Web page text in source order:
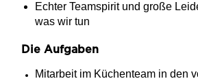
Echter Teamspirit und große
was wir tun
Die Aufgaben
Mitarbeit im Küchenteam in den